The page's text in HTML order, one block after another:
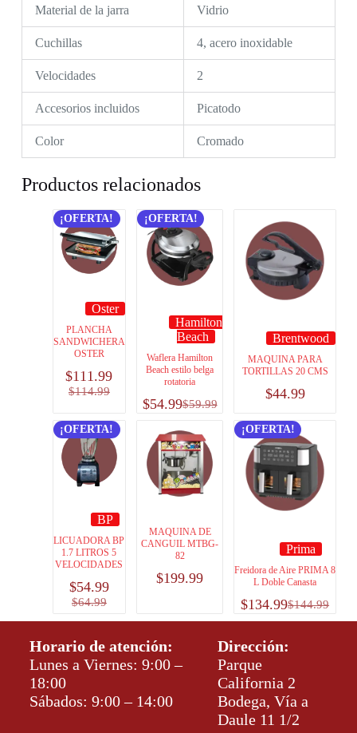
Material de la jarra Vidrio
Cuchillas 4, acero inoxidable
Velocidades 2
Accesorios incluidos Picatodo
Color Cromado
Productos relacionados
¡OFERTA!
Oster
PLANCHA
SANDWICHERA
OSTER
$114.99
$111.99
¡OFERTA!
Hamilton
Beach
Waflera Hamilton
Beach estilo belga
rotatoria
$59.99
$54.99
Brentwood
MAQUINA PARA
TORTILLAS 20 CMS
$44.99
¡OFERTA!
BP
LICUADORA BP
1.7 LITROS 5
VELOCIDADES
$64.99
$54.99
MAQUINA DE
CANGUIL MTBG-
82
$199.99
¡OFERTA!
Prima
Freidora de Aire PRIMA 8
L Doble Canasta
$144.99
$134.99
Horario de atención:
Lunes a Viernes: 9:00 –
18:00
Sábados: 9:00 – 14:00
Dirección:
Parque
California 2
Bodega, Vía a
Daule 11 1/2